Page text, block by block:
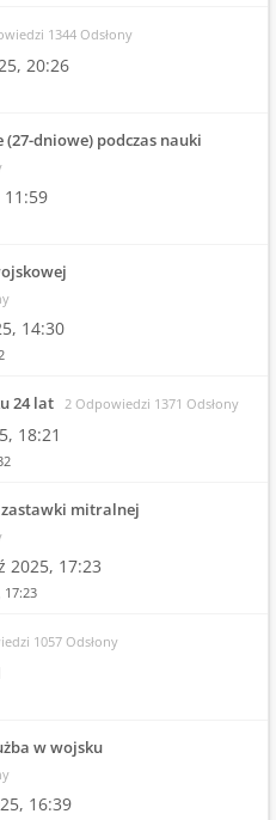
1344 Odsłony
20:26
dniowe) podczas nauki
14:30
24 lat 2 Odpowiedzi 1371 Odsłony
18:21
zastawki mitralnej
2025, 17:23
17:23
1057 Odsłony
w wojsku
16:39